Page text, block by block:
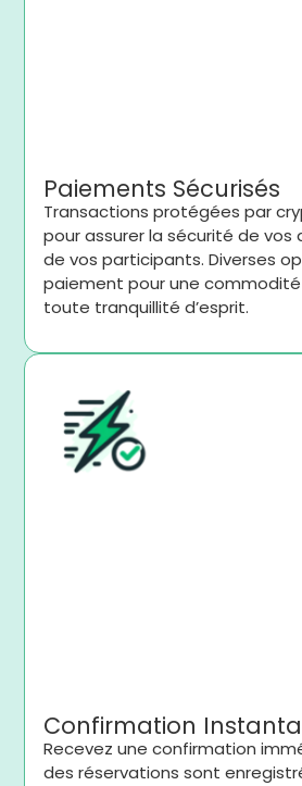
Paiements Sécurisés
Transactions protégées par
pour assurer la sécurité de vos
de vos participants. Diverses
paiement pour une commodité
toute tranquillité d’esprit.
Confirmation
Recevez une confirmation
des réservations sont